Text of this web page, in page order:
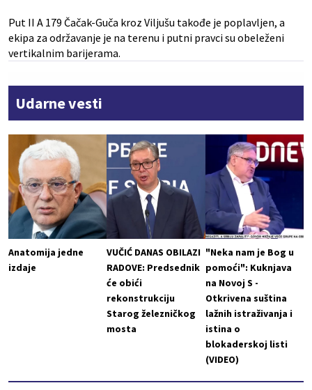
Put II A 179 Čačak-Guča kroz Viljušu takođe je poplavljen, a
ekipa za održavanje je na terenu i putni pravci su obeleženi
vertikalnim barijerama.
Udarne vesti
Anatomija jedne
izdaje
VUČIĆ DANAS OBILAZI
RADOVE: Predsednik
će obići
rekonstrukciju
Starog železničkog
mosta
"Neka nam je Bog u
pomoći": Kuknjava
na Novoj S -
Otkrivena suština
lažnih istraživanja i
istina o
blokaderskoj listi
(VIDEO)